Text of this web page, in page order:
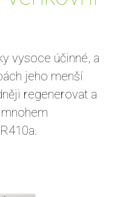
vysoce účinné, a
jeho menší
regenerovat a